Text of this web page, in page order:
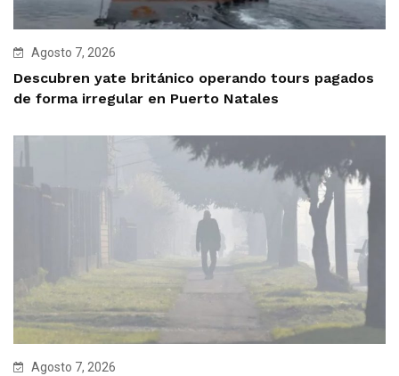
Agosto 7, 2026
Descubren yate británico operando tours pagados
de forma irregular en Puerto Natales
Agosto 7, 2026